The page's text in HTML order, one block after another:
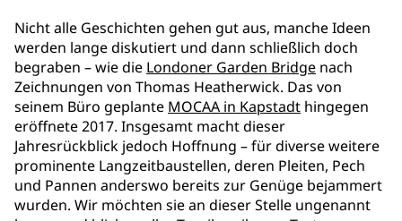
Nicht alle Geschichten gehen gut aus, manche Ideen
werden lange diskutiert und dann schließlich doch
begraben – wie die Londoner Garden Bridge nach
Zeichnungen von Thomas Heatherwick. Das von
seinem Büro geplante MOCAA in Kapstadt hingegen
eröffnete 2017. Insgesamt macht dieser
Jahresrückblick jedoch Hoffnung – für diverse weitere
prominente Langzeitbaustellen, deren Pleiten, Pech
und Pannen anderswo bereits zur Genüge bejammert
wurden. Wir möchten sie an dieser Stelle ungenannt